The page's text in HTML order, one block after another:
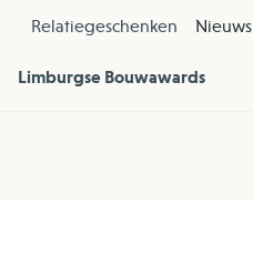
Limburgse Bouwawards
Relatiegeschenken Nieuws